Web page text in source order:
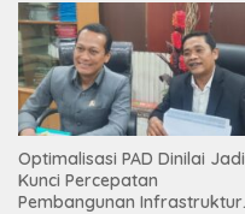
Optimalisasi PAD Dinilai Jadi
Kunci Percepatan
Pembangunan Infrastruktur